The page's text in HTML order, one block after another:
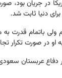
ولى باتمام قدرت
او در صورت تکرار
دفاع عربستان